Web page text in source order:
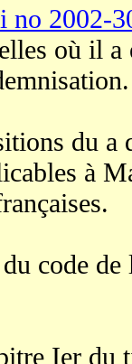
no 2002-
où il a
du a
à
code de
Ier du